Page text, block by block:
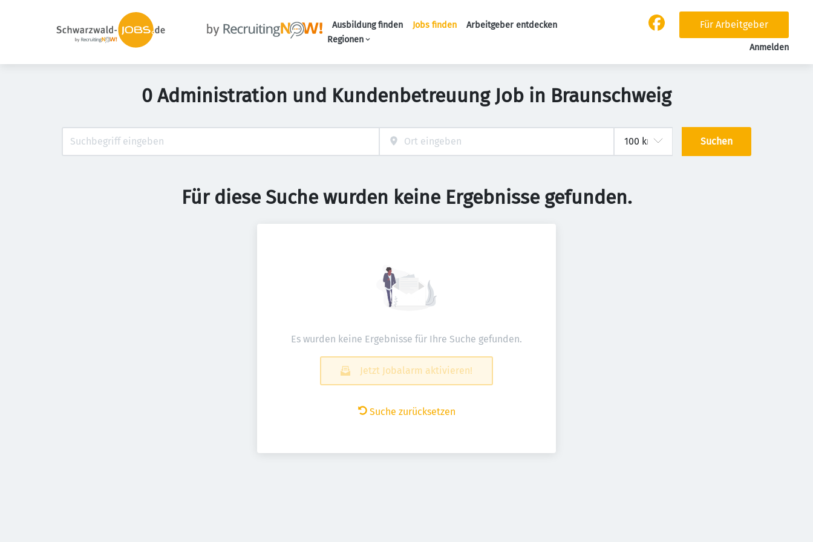
Ausbildung finden Jobs finden
Arbeitgeber entdecken
Regionen
Für Arbeitgeber
Anmelden
0 Administration und Kundenbetreuung Job in Braunschweig
Suchen
Für diese Suche wurden keine Ergebnisse gefunden.
Es wurden keine Ergebnisse für Ihre Suche gefunden.
Jetzt Jobalarm aktivieren!
Suche zurücksetzen